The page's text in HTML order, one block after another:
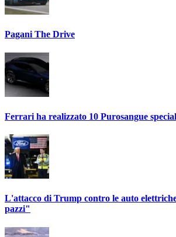
Pagani The Drive
Ferrari ha realizzato 10 Purosangue
L'attacco di Trump contro le auto
pazzi"